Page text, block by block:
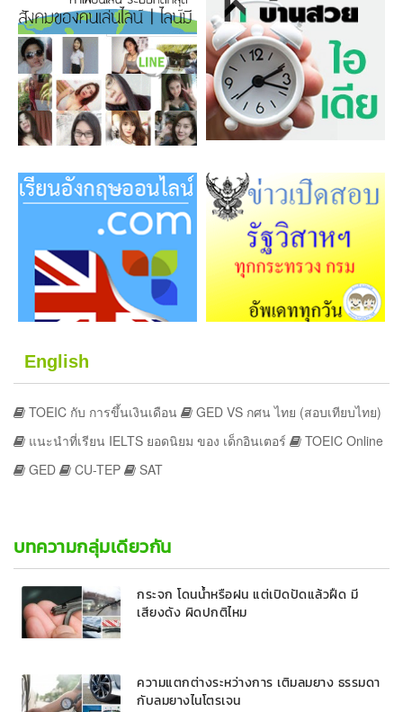
English
TOEIC กับ การขึ้นเงินเดือน
GED VS กศน ไทย (สอบเทียบไทย)
แนะนำที่เรียน IELTS ยอดนิยม ของ เด็กอินเตอร์
TOEIC Online
GED
CU-TEP SAT
บทความกลุ่มเดียวกัน
กระจก โดนน้ำหรือฝน แต่เปิดปัดแล้วฝืด มี
เสียงดัง ผิดปกติไหม
ความแตกต่างระหว่างการ เติมลมยาง ธรรมดา
กับลมยางไนโตรเจน